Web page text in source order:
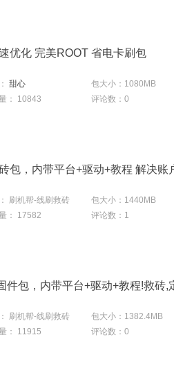
优化 完美ROOT 省电卡刷包
甜心 包大小： 1080MB
： 10843 评论数： 0
刷机帮-线刷救砖 包大小： 1440MB
： 17582 评论数： 1
刷机帮-线刷救砖 包大小： 1382.4MB
： 11915 评论数： 0